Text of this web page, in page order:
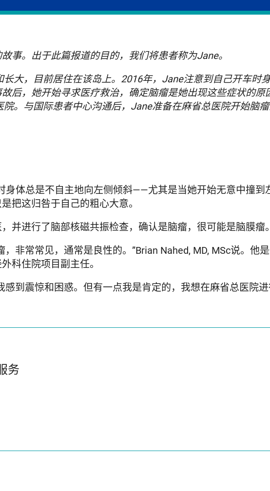
事。出于此篇报道的目的，我们将患者称为Jane。
大，目前居住在该岛上。2016年，Jane注意到自己开车时
后，她开始寻求医疗救治，确定脑瘤是她出现这些症状的原
。与国际患者中心沟通后，Jane准备在麻省总医院开始脑瘤
身体总是不自主地向左侧倾斜——尤其是当她开始无意中撞到
把这归咎于自己的粗心大意。
并进行了脑部核磁共振检查，确认是脑瘤，很可能是脑膜瘤。
非常常见，通常是良性的。”Brian Nahed, MD, MSc说。他
科住院项目副主任。
到震惊和困惑。但有一点我是肯定的，我想在麻省总医院进
务